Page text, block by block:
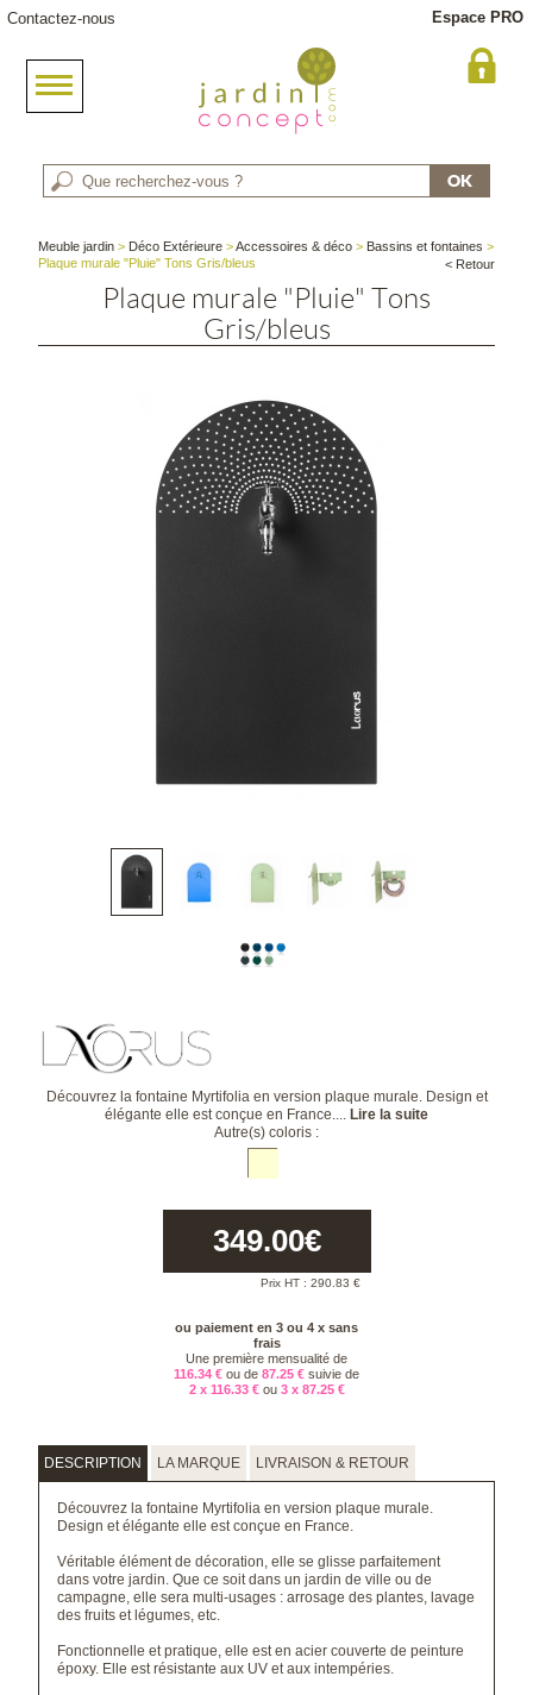
Contactez-nous Espace PRO
Meuble jardin > Déco Extérieure >Accessoires & déco > Bassins et fontaines >
Plaque murale "Pluie" Tons Gris/bleus
< Retour
Plaque murale "Pluie" Tons
Gris/bleus
Découvrez la fontaine Myrtifolia en version plaque murale. Design et
élégante elle est conçue en France.... Lire la suite
Autre(s) coloris :
349.00€
Prix HT : 290.83 €
ou paiement en 3 ou 4 x sans
frais
Une première mensualité de
116.34 € ou de 87.25 € suivie de
2 x 116.33 €ou 3 x 87.25 €
DESCRIPTION LA MARQUE LIVRAISON & RETOUR
Découvrez la fontaine Myrtifolia en version plaque murale.
Design et élégante elle est conçue en France.
Véritable élément de décoration, elle se glisse parfaitement
dans votre jardin. Que ce soit dans un jardin de ville ou de
campagne, elle sera multi-usages : arrosage des plantes, lavage
des fruits et légumes, etc.
Fonctionnelle et pratique, elle est en acier couverte de peinture
époxy. Elle est résistante aux UV et aux intempéries.